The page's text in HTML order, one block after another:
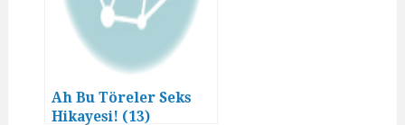
Ah Bu Töreler Seks
Hikayesi! (13)